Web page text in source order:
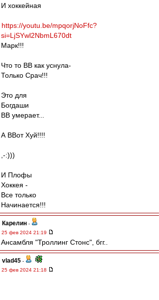
И хоккейная
https://youtu.be/mpqorjNoFfc?
si=LjSYwl2NbmL670dt
Марк!!!
Что то ВВ как уснула-
Только Срач!!!
Это для
Богдаши
ВВ умерает...
А ВВот Хуй!!!!
,-:)))
И Плофы
Хоккея -
Все только
Начинается!!!
Карелин -
25 фев 2024 21:19
Ансамбля "Троллинг Стонс", бгг..
vlad45 -
25 фев 2024 21:18